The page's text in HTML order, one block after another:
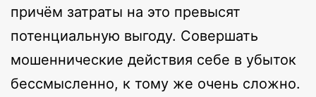
причём затраты на это превысят
потенциальную выгоду. Совершать
мошеннические действия себе в убыток
бессмысленно, к тому же очень сложно.